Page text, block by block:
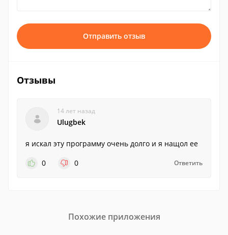
Отправить отзыв
Отзывы
14 лет назад
Ulugbek
я искал эту программу очень долго и я нащол ее
0
0 Ответить
Похожие приложения